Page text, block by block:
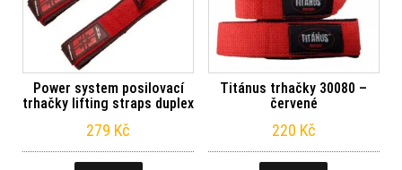
Power system posilovací
trhačky lifting straps duplex
279 Kč
Titánus trhačky 30080 –
červené
220 Kč